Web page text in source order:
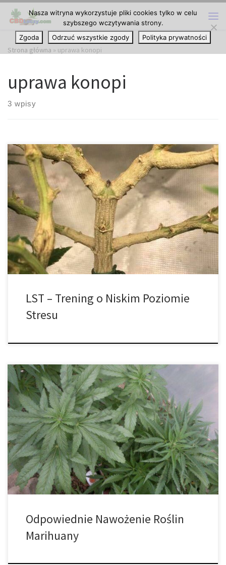
Przejdź do treści
Strona główna » uprawa konopi
uprawa konopi
3 wpisy
Trening roślin – mało stresująca alternatywa dla przycinania
Marihuana to wytrzymała, silna i szybko rosnąca roślina, która
bardzo dobrze reaguje na techniki optymalizacji upraw, takie jak:
przycinanie; rozmnażanie przez sadzonki; uprawa hydroponiczna
i inne. Istnieją tak zwane „destrukcyjne” techniki, takie jak
przycinanie, super-cropping itp., a w tym artykule omówimy
bardzo […]
LST – Trening o Niskim Poziomie
Stresu
Podczas uprawy konopi bardzo ważne jest, aby wiedzieć, czego
potrzebują rośliny na każdym etapie ich cyklu życiowego.
Zrozumienie, które składniki odżywcze działają, może dać ci
ogromną przewagę, jeśli chodzi o uprawę pełnych smaku
kwiatów z najwyższej półki. Poniżej wyjaśniamy, w jaki sposób
rośliny wykorzystują składniki odżywcze, gdy są zależne od […]
Odpowiednie Nawożenie Roślin
Marihuany
Nasza witryna wykorzystuje pliki cookies tylko w celu
szybszego wczytywania strony.
Zgoda
Odrzuć wszystkie zgody Polityka prywatności